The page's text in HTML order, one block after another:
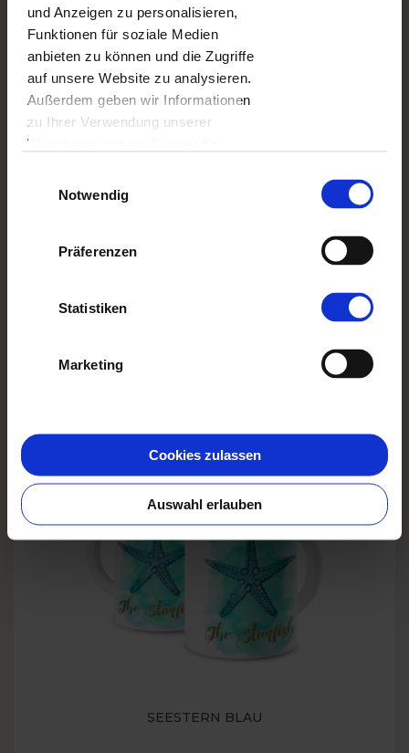
und Anzeigen zu personalisieren,
Funktionen für soziale Medien
anbieten zu können und die Zugriffe
auf unsere Website zu analysieren.
Außerdem geben wir Informationen
zu Ihrer Verwendung unserer
Website an unsere Partner für
Analysen weiter. Unsere Partner
zusammen, die Sie ihnen
Notwendig
Präferenzen
Statistiken
Marketing
Cookies zulassen
Auswahl erlauben
VERLIEBT IN PARIS
SEESTERN BLAU